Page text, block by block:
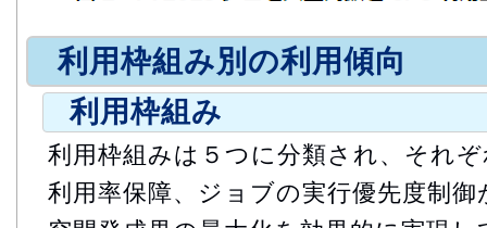
利用枠組み別の利用傾向
利用枠組み
利用枠組みは５つに分類され、それ
利用率保障、ジョブの実行優先度制